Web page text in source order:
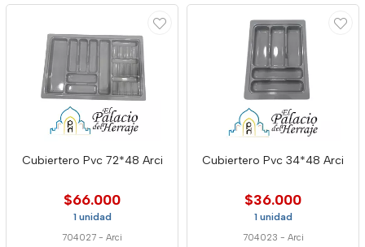
Cubiertero Pvc 72*48 Arci
$66.000
1 unidad
704027 - Arci
Cubiertero Pvc 34*48 Arci
$36.000
1 unidad
704023 - Arci